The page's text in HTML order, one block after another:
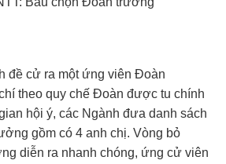
đề cử ra một ứng viên Đoàn
theo quy chế Đoàn được tu chính
hội ý, các Ngành đưa danh sách
gồm có 4 anh chị. Vòng bỏ
diễn ra nhanh chóng, ứng cử viên